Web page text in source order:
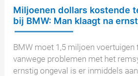
Miljoenen dollars kostende
bij BMW: Man klaagt na
BMW moet 1,5 miljoen voertuigen
vanwege problemen met het
ernstig ongeval is er inmiddels